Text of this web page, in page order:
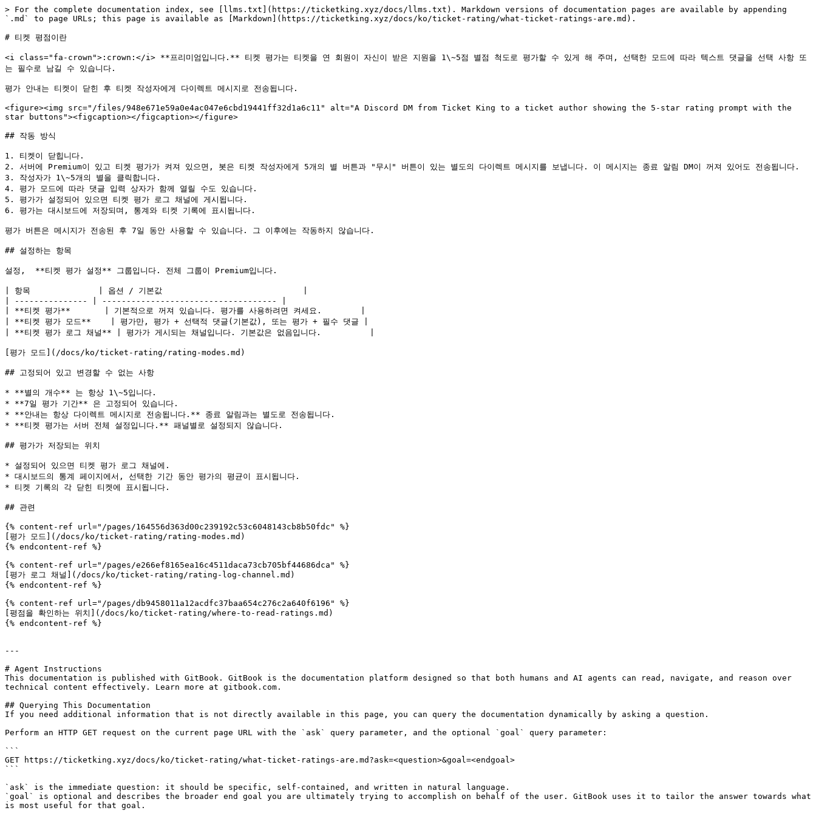
> For the complete documentation index, see [llms.txt](https://ticketking.xyz/docs/llms.txt). Markdown versions of documentation pages are available by appending
`.md` to page URLs; this page is available as [Markdown](https://ticketking.xyz/docs/ko/ticket-rating/what-ticket-ratings-are.md).
# 티켓 평점이란
<i class="fa-crown">:crown:</i> **프리미엄입니다.** 티켓 평가는 티켓을 연 회원이 자신이 받은 지원을 1\~5점 별점 척도로 평가할 수 있게 해 주며, 선택한 모드에 따라 텍스트 댓글을 선택 사항 또
는 필수로 남길 수 있습니다.
평가 안내는 티켓이 닫힌 후 티켓 작성자에게 다이렉트 메시지로 전송됩니다.
<figure><img src="/files/948e671e59a0e4ac047e6cbd19441ff32d1a6c11" alt="A Discord DM from Ticket King to a ticket author showing the 5-star rating prompt with the
star buttons"><figcaption></figcaption></figure>
## 작동 방식
1. 티켓이 닫힙니다.
2. 서버에 Premium이 있고 티켓 평가가 켜져 있으면, 봇은 티켓 작성자에게 5개의 별 버튼과 "무시" 버튼이 있는 별도의 다이렉트 메시지를 보냅니다. 이 메시지는 종료 알림 DM이 꺼져 있어도 전송됩니다.
3. 작성자가 1\~5개의 별을 클릭합니다.
4. 평가 모드에 따라 댓글 입력 상자가 함께 열릴 수도 있습니다.
5. 평가가 설정되어 있으면 티켓 평가 로그 채널에 게시됩니다.
6. 평가는 대시보드에 저장되며, 통계와 티켓 기록에 표시됩니다.
평가 버튼은 메시지가 전송된 후 7일 동안 사용할 수 있습니다. 그 이후에는 작동하지 않습니다.
## 설정하는 항목
설정,  **티켓 평가 설정** 그룹입니다. 전체 그룹이 Premium입니다.
| 항목              | 옵션 / 기본값                             |
| --------------- | ------------------------------------ |
| **티켓 평가**       | 기본적으로 꺼져 있습니다. 평가를 사용하려면 켜세요.        |
| **티켓 평가 모드**    | 평가만, 평가 + 선택적 댓글(기본값), 또는 평가 + 필수 댓글 |
| **티켓 평가 로그 채널** | 평가가 게시되는 채널입니다. 기본값은 없음입니다.          |
[평가 모드](/docs/ko/ticket-rating/rating-modes.md)
## 고정되어 있고 변경할 수 없는 사항
* **별의 개수** 는 항상 1\~5입니다.
* **7일 평가 기간** 은 고정되어 있습니다.
* **안내는 항상 다이렉트 메시지로 전송됩니다.** 종료 알림과는 별도로 전송됩니다.
* **티켓 평가는 서버 전체 설정입니다.** 패널별로 설정되지 않습니다.
## 평가가 저장되는 위치
* 설정되어 있으면 티켓 평가 로그 채널에.
* 대시보드의 통계 페이지에서, 선택한 기간 동안 평가의 평균이 표시됩니다.
* 티켓 기록의 각 닫힌 티켓에 표시됩니다.
## 관련
{% content-ref url="/pages/164556d363d00c239192c53c6048143cb8b50fdc" %}
[평가 모드](/docs/ko/ticket-rating/rating-modes.md)
{% endcontent-ref %}
{% content-ref url="/pages/e266ef8165ea16c4511daca73cb705bf44686dca" %}
[평가 로그 채널](/docs/ko/ticket-rating/rating-log-channel.md)
{% endcontent-ref %}
{% content-ref url="/pages/db9458011a12acdfc37baa654c276c2a640f6196" %}
[평점을 확인하는 위치](/docs/ko/ticket-rating/where-to-read-ratings.md)
{% endcontent-ref %}
---
# Agent Instructions
This documentation is published with GitBook. GitBook is the documentation platform designed so that both humans and AI agents can read, navigate, and reason over
technical content effectively. Learn more at gitbook.com.
## Querying This Documentation
If you need additional information that is not directly available in this page, you can query the documentation dynamically by asking a question.
Perform an HTTP GET request on the current page URL with the `ask` query parameter, and the optional `goal` query parameter:
```
GET https://ticketking.xyz/docs/ko/ticket-rating/what-ticket-ratings-are.md?ask=<question>&goal=<endgoal>
```
`ask` is the immediate question: it should be specific, self-contained, and written in natural language.
`goal` is optional and describes the broader end goal you are ultimately trying to accomplish on behalf of the user. GitBook uses it to tailor the answer towards what
is most useful for that goal.